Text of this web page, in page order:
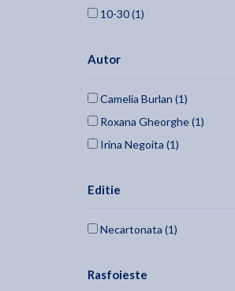
10-30 (1)
Autor
Camelia Burlan (1)
Roxana Gheorghe (1)
Irina Negoita (1)
Editie
Necartonata (1)
Rasfoieste